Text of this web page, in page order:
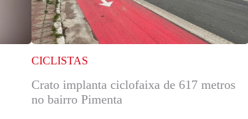
CICLISTAS
Crato implanta ciclofaixa de 617 metros
no bairro Pimenta